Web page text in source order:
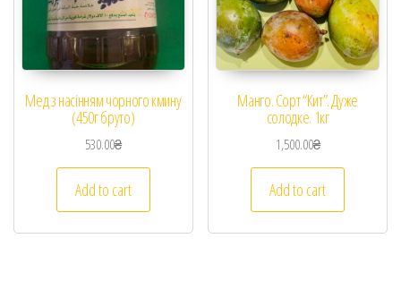
Мед з насінням чорного кмину
(450г бруто)
530.00₴
Add to cart
Манго. Сорт “Кит”. Дуже
солодке. 1кг
1,500.00₴
Add to cart